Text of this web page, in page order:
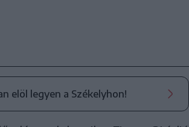
elöl legyen a Székelyhon!